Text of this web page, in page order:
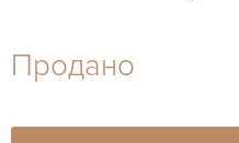
27-44
27-44
Продано